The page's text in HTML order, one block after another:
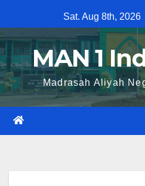
to
content
Sat. Aug 8th, 2026
MAN 1
Madrasah Aliyah